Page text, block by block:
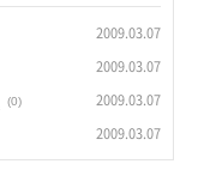
2009.03.07
2009.03.07
(0) 2009.03.07
2009.03.07